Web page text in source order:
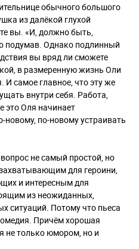
обычного большого
из далёкой глухой
вы. «И, должно быть,
подумав. Однако подлинный
вы вряд ли сможете
в размеренную жизнь Оли
И самое главное, что эту же
внутри себя. Работа,
это Оля начинает
по-новому устраивать
не самый простой, но
для героини,
и интересным для
из неожиданных,
ситуаций. Потому что пьеса
Причём хорошая
не только юмором, но и